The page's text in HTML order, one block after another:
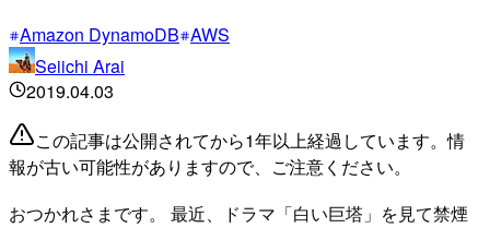
Amazon DynamoDB AWS
Seiichi Arai
2019.04.03
この記事は公開されてから1年以上経過しています。情
報が古い可能性がありますので、ご注意ください。
おつかれさまです。 最近、ドラマ「白い巨塔」を見て禁煙